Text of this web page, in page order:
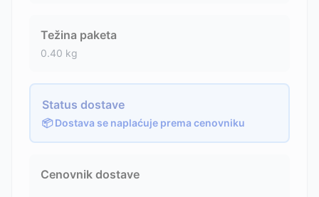
Težina paketa
0.40 kg
Status dostave
📦 Dostava se naplaćuje prema cenovniku
Cenovnik dostave